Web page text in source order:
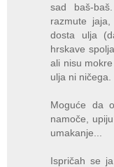
sad baš-
razmute
dosta ulja
hrskave
ali nisu
ulja ni ničega.
Moguće da
namoče,
umakanje...
Ispričah se